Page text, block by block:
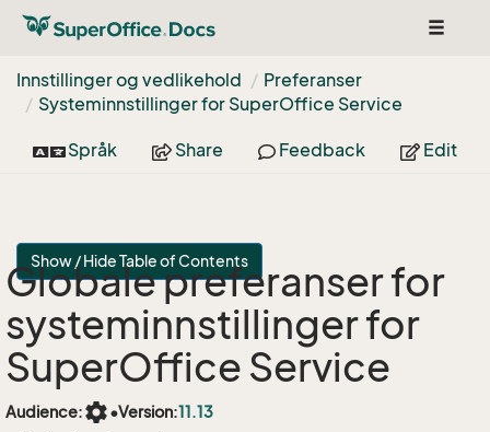
Toggle
Innstillinger og vedlikehold
Preferanser
Systeminnstillinger for SuperOffice Service
Språk Share Feedback Edit
Show / Hide Table of Contents
Globale preferanser for
systeminnstillinger for
SuperOffice Service
Audience:settings•Version:11.13